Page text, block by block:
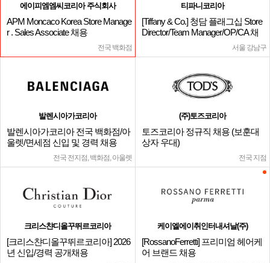
에이피엠엠씨코리아 주식회사
APM Moncaco Korea Store Manage
r . Sales Associate 채용
전국 백화점
티파니코리아
[Tiffany & Co.] 청담 플래그십 Store
Director/Team Manager/OP/CA 채
서울 강남구
발렌시아가코리아
발렌시아가코리아 전국 백화점/아
울렛/면세점 신입 및 경력 채용
전국 전지점, 백화점, 아울렛
(주)토즈코리아
토즈코리아 정규직 채용 (보훈대
상자 우대)
전국 지점
크리스챤디올꾸뛰르코리아
[크리스챤디올꾸뛰르코리아] 2026
년 신입/경력 공개채용
케이엘에이취인터내셔날(주)
[RossanoFerretti] 프리미엄 헤어케
어 브랜드 채용